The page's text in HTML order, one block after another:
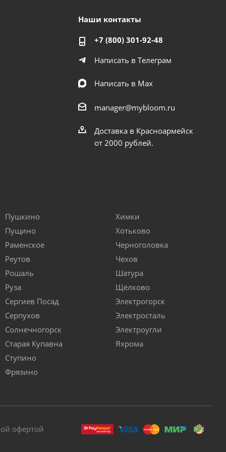
Наши контакты
+7 (800) 301-92-48
Написать в Телеграм
Написать в Мах
manager@mybloom.ru
Доставка в Красноармейск
от 2000 рублей.
Пушкино
Пущино
Раменское
Реутов
Рошаль
Руза
Сергиев Посад
Серпухов
Солнечногорск
Старая Купавна
Ступино
Фрязино
Химки
Хотьково
Черноголовка
Чехов
Шатура
Щёлково
Электрогорск
Электросталь
Электроугли
Яхрома
офертой